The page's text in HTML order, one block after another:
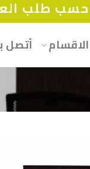
طلب
الاقسام أتصل